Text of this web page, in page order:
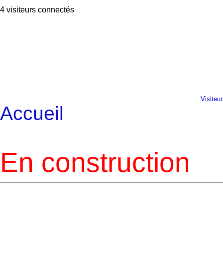
4 visiteurs connectés
Accueil
En construction